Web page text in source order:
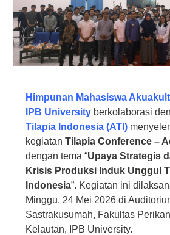
Himpunan Mahasiswa
IPB University berkolaborasi
Tilapia Indonesia (ATI)
kegiatanTilapia Conference –
dengan tema “Upaya Strategis
Krisis Produksi Induk Unggul
Indonesia”. Kegiatan ini
Minggu, 24 Mei 2026 di
Sastrakusumah, Fakultas
Kelautan, IPB University.